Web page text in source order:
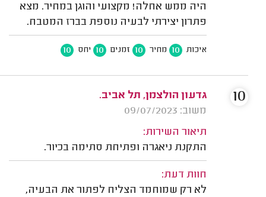
היה ממש אחלה! מקצועי והוגן במחיר. מצא
פתרון יצירתי לבעיה נוספת בברז המטבח.
איכות 10 מחיר 10 זמנים 10 יחס 10
גדעון הולצמן, תל אביב.
משוב: 09/07/2023
תיאור השירות:
התקנת ניאגרה ופתיחת סתימה בכיור.
חוות דעת:
לא רק שמוחמד הצליח לפתור את הבעיה,
10